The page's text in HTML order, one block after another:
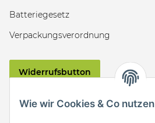
Wie wir Cookies & Co nutzen
Batteriegesetz
Verpackungsverordnung
Widerrufsbutton